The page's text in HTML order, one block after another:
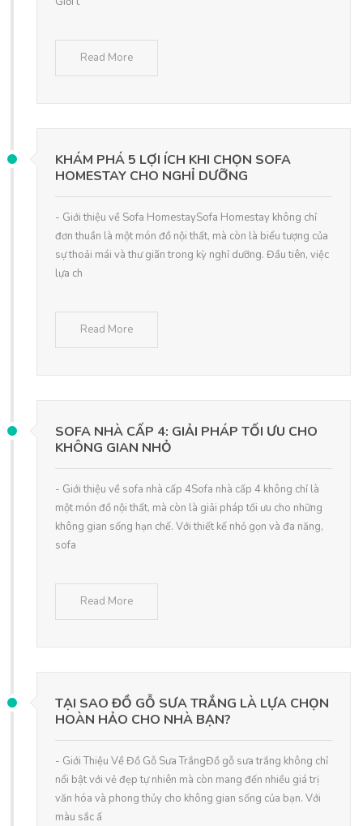
Read More
KHÁM PHÁ 5 LỢI ÍCH KHI CHỌN SOFA
HOMESTAY CHO NGHỈ DƯỠNG
- Giới thiệu về Sofa HomestaySofa Homestay không chỉ
đơn thuần là một món đồ nội thất, mà còn là biểu tượng của
sự thoải mái và thư giãn trong kỳ nghỉ dưỡng. Đầu tiên, việc
lựa ch
Read More
SOFA NHÀ CẤP 4: GIẢI PHÁP TỐI ƯU CHO
KHÔNG GIAN NHỎ
- Giới thiệu về sofa nhà cấp 4Sofa nhà cấp 4 không chỉ là
một món đồ nội thất, mà còn là giải pháp tối ưu cho những
không gian sống hạn chế. Với thiết kế nhỏ gọn và đa năng,
sofa
Read More
TẠI SAO ĐỒ GỖ SƯA TRẮNG LÀ LỰA CHỌN
HOÀN HẢO CHO NHÀ BẠN?
- Giới Thiệu Về Đồ Gỗ Sưa TrắngĐồ gỗ sưa trắng không chỉ
nổi bật với vẻ đẹp tự nhiên mà còn mang đến nhiều giá trị
văn hóa và phong thủy cho không gian sống của bạn. Với
màu sắc ấ